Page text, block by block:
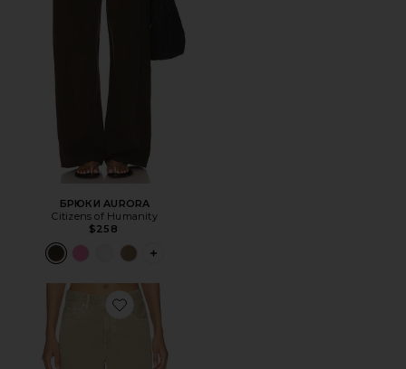
БРЮКИ AURORA
Citizens of Humanity
$258
PLUS ICON TO SEE MORE OPTIONS FOR
Favorite ШОРТЫ COURT